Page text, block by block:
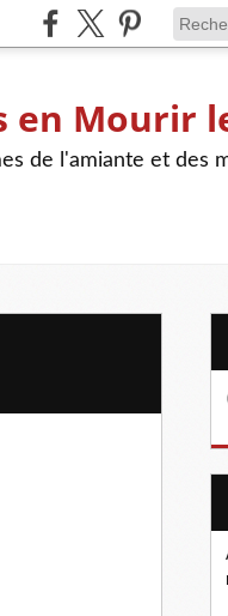
en Mourir
de l'amiante et des